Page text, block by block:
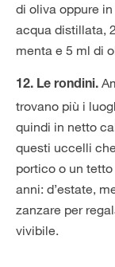
di oliva oppure
acqua distillata,
menta e 5 ml di
12. Le rondini.
trovano più i
quindi in netto
questi uccelli
portico o un
anni: d’estate,
zanzare per
vivibile.